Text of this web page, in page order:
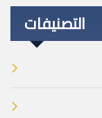
التصنيفات